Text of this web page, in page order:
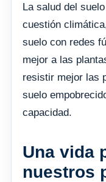
La salud del
cuestión
suelo con redes
mejor a las
resistir mejor las
suelo
capacidad.
Una vida
nuestros